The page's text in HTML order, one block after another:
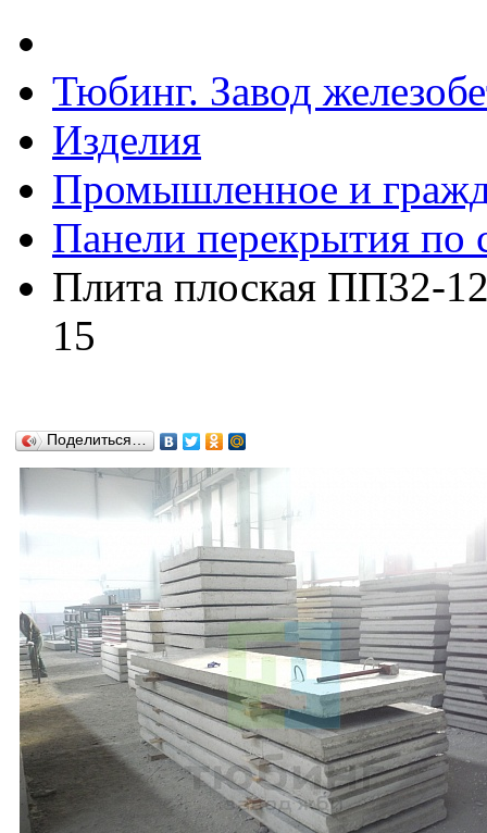
Тюбинг. Завод
Изделия
Промышленное и
Панели перекрытия по
Плита плоская ПП32-
15
Поделиться…